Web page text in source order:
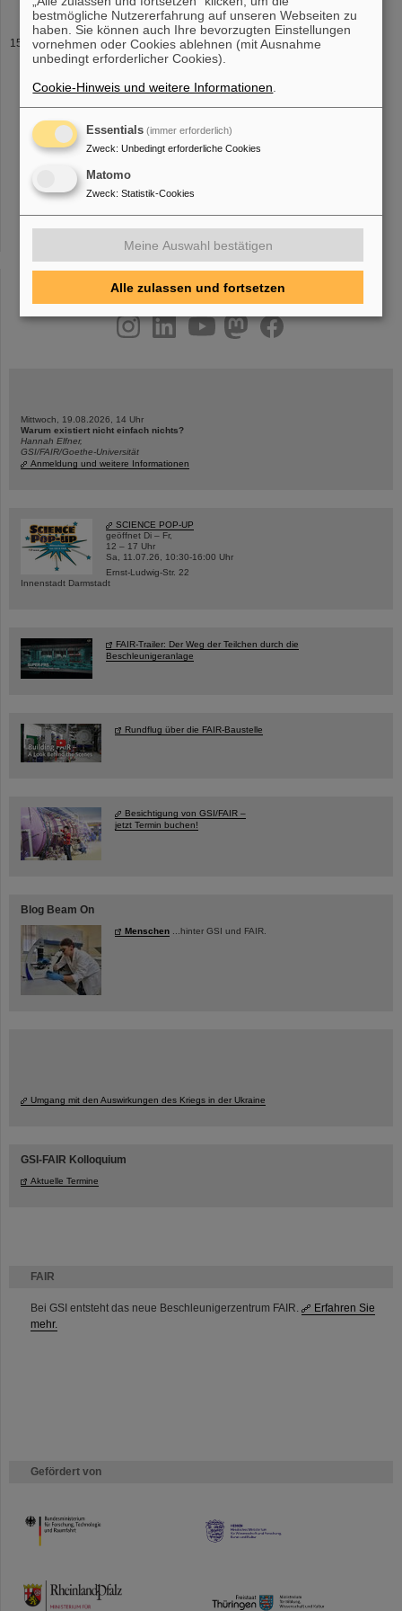
FAIR
Bei GSI entsteht das neue Beschleunigerzentrum FAIR.
Erfahren Sie
mehr.
Gefördert von
HMWK
TMWWDG
Detailseite
festen und 3 beweglichen Umladungs-Kollimatoren. Zu den
Aufgaben der Projektgruppe gehören auch
dieser Komponenten. Im geplanten SIS100 wird es 60
Umladungskollimatoren in kryogenen
.... 10
....
instagramlinkedin youtubehelmholtz.socialfacebook
Mittwoch, 19.08.2026, 14 Uhr
Warum existiert nicht einfach nichts?
Hannah Elfner,
GSI/FAIR/Goethe-Universität
Anmeldung und weitere Informationen
SCIENCE POP-UP
geöffnet Di – Fr,
12 – 17 Uhr
Sa, 11.07.26, 10:30-16:00 Uhr
Ernst-Ludwig-Str. 22
Innenstadt Darmstadt
FAIR-Trailer: Der Weg der Teilchen durch die
Beschleunigeranlage
Rundflug über die FAIR-Baustelle
Besichtigung von GSI/FAIR –
jetzt Termin buchen!
Blog Beam On
Menschen ...hinter GSI und FAIR.
Umgang mit den Auswirkungen des Kriegs in der Ukraine
GSI-FAIR Kolloquium
Aktuelle Termine
bestmögliche Nutzererfahrung auf unseren Webseiten zu
haben. Sie können auch Ihre bevorzugten Einstellungen
vornehmen oder Cookies ablehnen (mit Ausnahme
unbedingt erforderlicher Cookies).
Cookie-Hinweis und weitere Informationen
Essentials (immer erforderlich)
Zweck: Unbedingt erforderliche Cookies
Matomo
Zweck: Statistik-Cookies
Meine Auswahl bestätigen
Alle zulassen und fortsetzen